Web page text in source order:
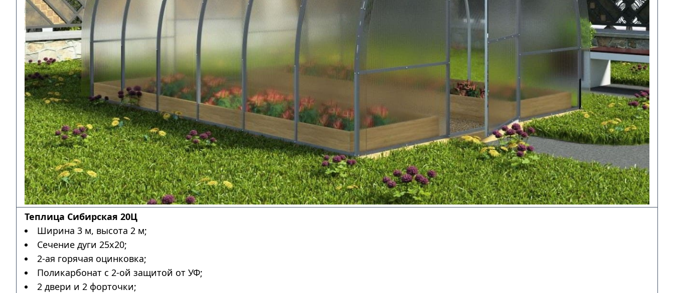
Теплица Сибирская 20Ц
Ширина 3 м, высота 2 м;
Сечение дуги 25х20;
2-ая горячая оцинковка;
Поликарбонат с 2-ой защитой от УФ;
2 двери и 2 форточки;